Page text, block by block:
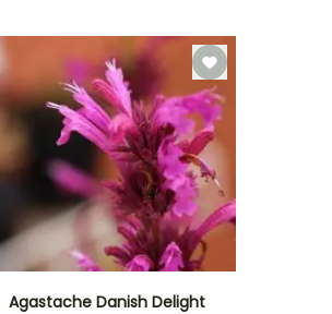
Agastache Danish Delight